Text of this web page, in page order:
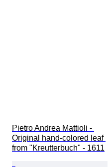
Pietro Andrea Mattioli -
Original hand-colored leaf
from "Kreutterbuch" - 1611